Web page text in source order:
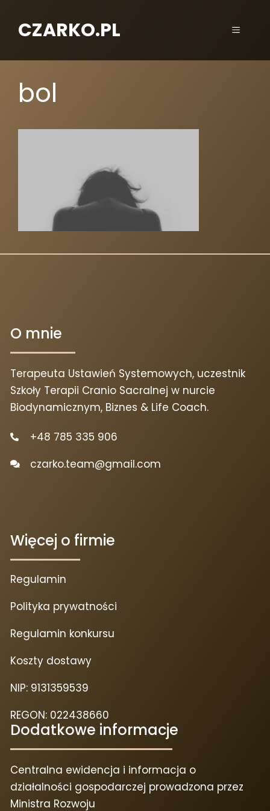
CZARKO.PL
bol
O mnie
Terapeuta Ustawień Systemowych, uczestnik
Szkoły Terapii Cranio Sacralnej w nurcie
Biodynamicznym, Biznes & Life Coach.
+48 785 335 906
czarko.team@gmail.com
Więcej o firmie
Regulamin
Polityka prywatności
Regulamin konkursu
Koszty dostawy
NIP: 9131359539
REGON: 022438660
Dodatkowe informacje
Centralna ewidencja i informacja o
działalności gospodarczej prowadzona przez
Ministra Rozwoju